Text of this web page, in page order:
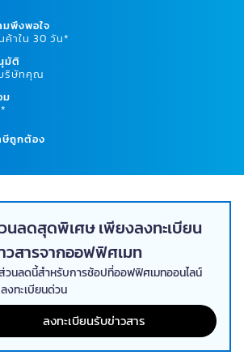
มพึงพอใจ
าใน 30 วัน*
มัติ
ริษัทคุณ
ม
ถูกต้อง
นลดสุดพิเศษ เพียงลงทะเบียน
วสารจากออฟฟิศเมท
นลดนี้สำหรับการช้อปที่ออฟฟิศเมทออนไลน์
ลงทะเบียนด่วน
ลงทะเบียนรับข่าวสาร